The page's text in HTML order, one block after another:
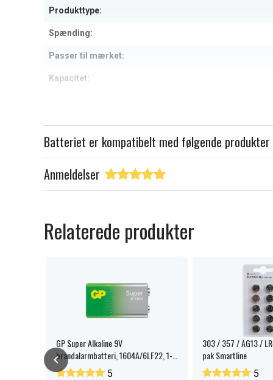
Produkttype:
Spænding:
Passer til mærket:
Kapacitet:
Batteriet er kompatibelt med følgende produkter
Anmeldelser
Relaterede produkter
GP Super Alkaline 9V
brandalarmbatteri, 1604A/6LF22, 1-
pak.
5
303 / 357 / AG13 /
pak Smartline
5